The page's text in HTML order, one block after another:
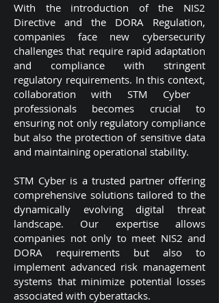
With the introduction of the NIS2
Directive and the DORA Regulation,
companies face new cybersecurity
challenges that require rapid adaptation
and compliance with stringent
regulatory requirements. In this context,
collaboration with STM Cyber ​​
professionals becomes crucial to
ensuring not only regulatory compliance
but also the protection of sensitive data
and maintaining operational stability.
STM Cyber ​​is a trusted partner offering
comprehensive solutions tailored to the
dynamically evolving digital threat
landscape. Our expertise allows
companies not only to meet NIS2 and
DORA requirements but also to
implement advanced risk management
systems that minimize potential losses
associated with cyberattacks.